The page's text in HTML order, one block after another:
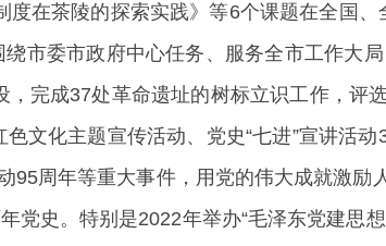
在茶陵的探索实践》等6个课题在全国
市委市政府中心任务、服务全市工作大
完成37处革命遗址的树标立识工作，评
文化主题宣传活动、党史“七进”宣讲活
周年等重大事件，用党的伟大成就激励
史。特别是2022年举办“毛泽东党建思